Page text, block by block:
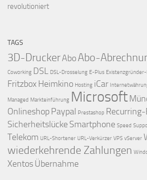
revolutioniert
TAGS
3D-DruckerAboAbo-
Coworking DSL DSL-Drosselung E-Plus
Fritzbox Heimkino Hosting iCar
Managed Markteinführung Microsoft
Onlineshop Paypal Prestashop
Sicherheitslücke Smartphone Speed
Telekom URL-Shortener URL-Verkürzer VPS vServer
wiederkehrende Zahlungen
XentosÜbernahme